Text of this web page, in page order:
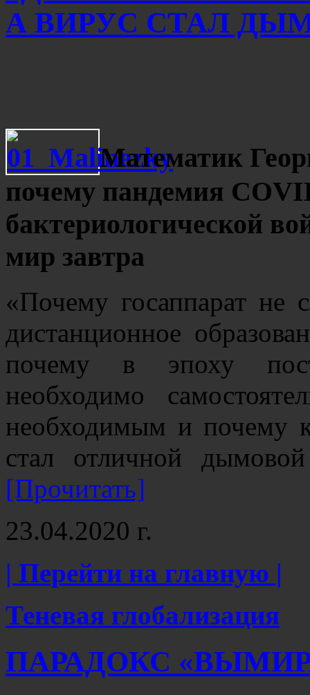
А ВИРУС СТАЛ
Математик
почему пандемия
бактериологической
мир завтра
«Почему госаппарат не
дистанционное
почему в эпоху
необходимо
необходимым и почему
стал отличной
[Прочитать]
23.04.2020 г.
| Перейти на главную |
Теневая глобализация
ПАРАДОКС